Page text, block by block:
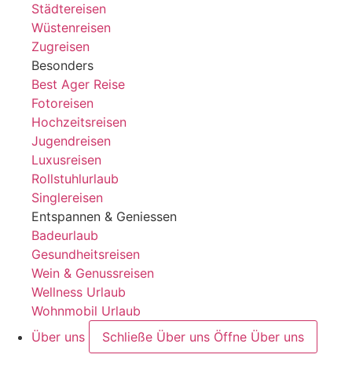
Städtereisen
Wüstenreisen
Zugreisen
Besonders
Best Ager Reise
Fotoreisen
Hochzeitsreisen
Jugendreisen
Luxusreisen
Rollstuhlurlaub
Singlereisen
Entspannen & Geniessen
Badeurlaub
Gesundheitsreisen
Wein & Genussreisen
Wellness Urlaub
Wohnmobil Urlaub
Über uns
Schließe Über uns Öffne Über uns